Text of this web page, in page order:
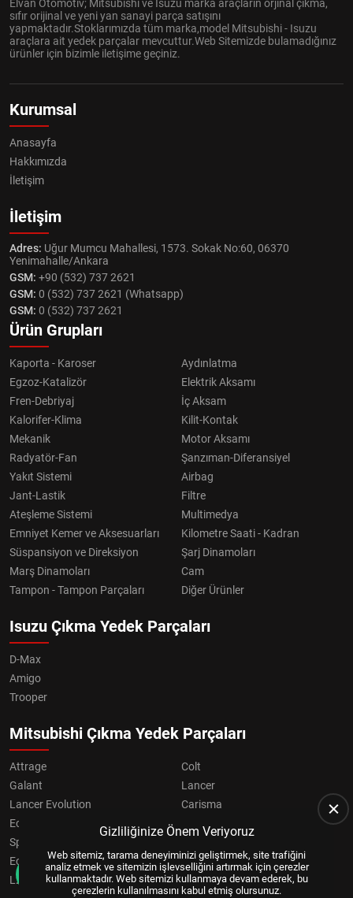
Elvan Otomotiv; Mitsubishi ve Isuzu marka araçların orjinal çıkma,
sıfır orijinal ve yeni yan sanayi parça satışını
yapmaktadır.Stoklarımızda tüm marka,model Mitsubishi - Isuzu
araçlara ait yedek parçalar mevcuttur.Web Sitemizde bulamadığınız
ürünler için bizimle iletişime geçiniz.
Kurumsal
Anasayfa
Hakkımızda
İletişim
İletişim
Adres: Uğur Mumcu Mahallesi, 1573. Sokak No:60, 06370
Yenimahalle/Ankara
GSM: +90 (532) 737 2621
GSM: 0 (532) 737 2621 (Whatsapp)
GSM: 0 (532) 737 2621
Ürün Grupları
Kaporta - Karoser
Aydınlatma
Egzoz-Katalizör
Elektrik Aksamı
Fren-Debriyaj
İç Aksam
Kalorifer-Klima
Kilit-Kontak
Mekanik
Motor Aksamı
Radyatör-Fan
Şanzıman-Diferansiyel
Yakıt Sistemi
Airbag
Jant-Lastik
Filtre
Ateşleme Sistemi
Multimedya
Emniyet Kemer ve Aksesuarları
Kilometre Saati - Kadran
Süspansiyon ve Direksiyon
Şarj Dinamoları
Marş Dinamoları
Cam
Tampon - Tampon Parçaları
Diğer Ürünler
Isuzu Çıkma Yedek Parçaları
D-Max
Amigo
Trooper
Mitsubishi Çıkma Yedek Parçaları
Attrage
Colt
Galant
Lancer
Lancer Evolution
Carisma
Eclipse
Grandis
Space Star
Eclipse Cross
OUTLANDER
L200
Pajero
Gizliliğinize Önem Veriyoruz
Web sitemiz, tarama deneyiminizi geliştirmek, site trafiğini
analiz etmek ve sitemizin işlevselliğini artırmak için çerezler
kullanmaktadır. Web sitemizi kullanmaya devam ederek, bu
çerezlerin kullanılmasını kabul etmiş olursunuz.